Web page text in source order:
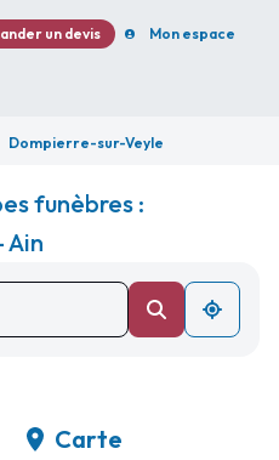
un devis Mon espace
Dompierre-sur-Veyle
funèbres :
Ain
Carte